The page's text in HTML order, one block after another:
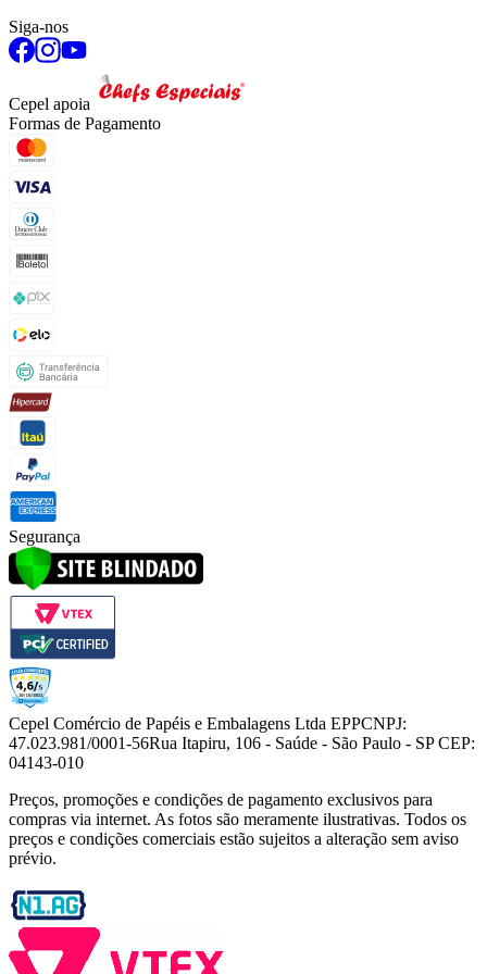
Siga-nos
Cepel apoia
Formas de Pagamento
Segurança
Cepel Comércio de Papéis e Embalagens Ltda EPPCNPJ:
47.023.981/0001-56Rua Itapiru, 106 - Saúde - São Paulo - SP CEP:
04143-010
Preços, promoções e condições de pagamento exclusivos para
compras via internet. As fotos são meramente ilustrativas. Todos os
preços e condições comerciais estão sujeitos a alteração sem aviso
prévio.